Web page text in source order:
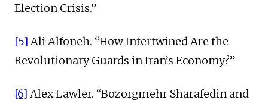
Election Crisis.”
[5] Ali Alfoneh. “How Intertwined Are the
Revolutionary Guards in Iran’s Economy?”
[6] Alex Lawler. “Bozorgmehr Sharafedin and